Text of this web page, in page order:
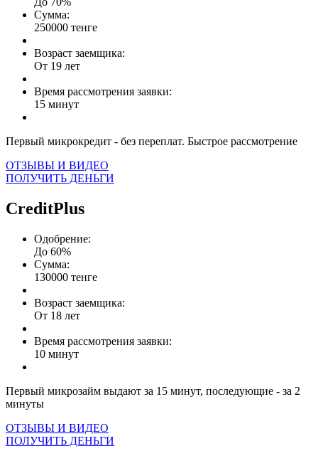
Сумма:
250000 тенге
Возраст заемщика:
От 19 лет
Время рассмотрения заявки:
15 минут
Первый микрокредит - без переплат. Быстрое рассмотрение
ОТЗЫВЫ И ВИДЕО
ПОЛУЧИТЬ ДЕНЬГИ
CreditPlus
Одобрение:
До 60%
Сумма:
130000 тенге
Возраст заемщика:
От 18 лет
Время рассмотрения заявки:
10 минут
Первый микрозайм выдают за 15 минут, последующие - за 2
минуты
ОТЗЫВЫ И ВИДЕО
ПОЛУЧИТЬ ДЕНЬГИ